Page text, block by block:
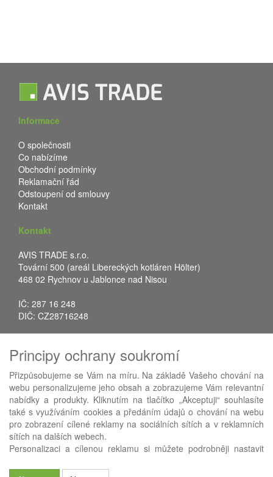
Informace
O společnosti
Co nabízíme
Obchodní podmínky
Reklamační řád
Odstoupení od smlouvy
Kontakt
Kontakt
AVIS TRADE s.r.o.
Tovární 500 (areál Libereckých kotláren Hölter)
468 02 Rychnov u Jablonce nad Nisou
IČ: 287 16 248
DIČ: CZ28716248
Fax: +420 483 034 590
E-mail:info@avistrade.cz
Web:www.avistrade.cz
Používáme ABRA eShop- nejlepší řešení e-commerce pro náš
Principy ochrany soukromí
Přizpůsobujeme se Vám na míru. Na základě Vašeho chování na
webu personalizujeme jeho obsah a zobrazujeme Vám relevantní
nabídky a produkty. Kliknutím na tlačítko „Akceptuji“ souhlasíte
také s využíváním cookies a předáním údajů o chování na webu
pro zobrazení cílené reklamy na sociálních sítích a v reklamních
sítích na dalších webech.
Personalizaci a cílenou reklamu si můžete podrobněji nastavit